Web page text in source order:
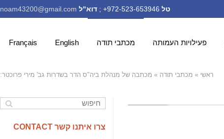
טל דוא"ל noam43200@gmail.com
פעילויות העמותה מכתבי תודה English
Français
ראשי » מכתבי תודה » מכתבה של מנהלת ביה"ס הדר בשדרות גב' מירי פרוכטר:
צרו איתנו קשר CONTACT